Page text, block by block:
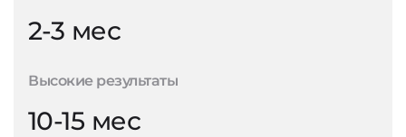
2-3 мес
Высокие результаты
10-15 мес